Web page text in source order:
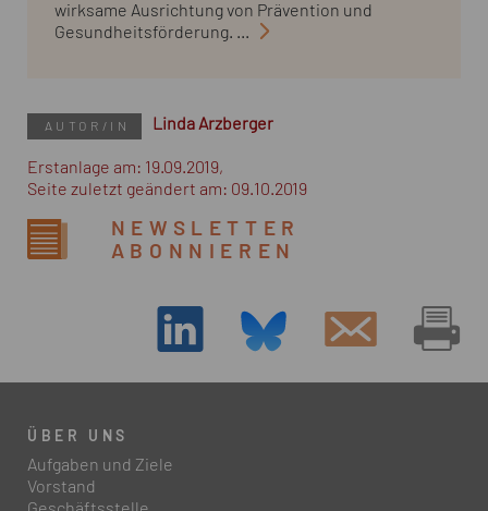
wirksame Ausrichtung von Prävention und
Gesundheitsförderung. ...
AUTOR/IN Linda Arzberger
Erstanlage am: 19.09.2019,
Seite zuletzt geändert am: 09.10.2019
NEWSLETTER
ABONNIEREN
ÜBER UNS
Aufgaben und Ziele
Vorstand